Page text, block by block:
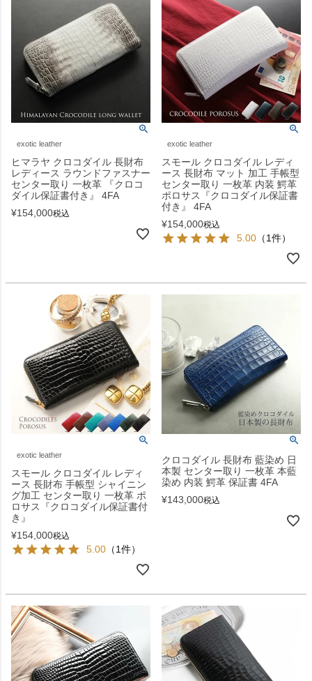
exotic leather
ヒマラヤ クロコダイル 長財布
レディース ラウンドファスナー
センター取り 一枚革 『クロコ
ダイル保証書付き』 4FA
¥154,000税込
exotic leather
スモール クロコダイル レディ
ース 長財布 マット 加工 手帳型
センター取り 一枚革 内装 鰐革
ポロサス『クロコダイル保証書
付き』 4FA
¥154,000税込
5.00 （1件）
exotic leather
スモール クロコダイル レディ
ース 長財布 手帳型 シャイニン
グ加工 センター取り 一枚革 ポ
ロサス『クロコダイル保証書付
き』
¥154,000税込
5.00 （1件）
クロコダイル 長財布 藍染め 日
本製 センター取り 一枚革 本藍
染め 内装 鰐革 保証書 4FA
¥143,000税込